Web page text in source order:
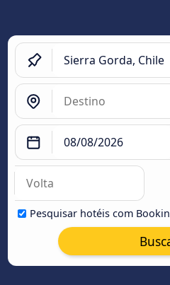
Pesquisar hotéis com